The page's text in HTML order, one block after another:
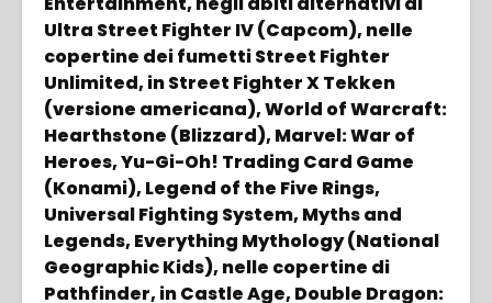
Ultra Street Fighter IV (Capcom), nelle
copertine dei fumetti Street Fighter
Unlimited, in Street Fighter X Tekken
(versione americana), World of Warcraft:
Hearthstone (Blizzard), Marvel: War of
Heroes, Yu-Gi-Oh! Trading Card Game
(Konami), Legend of the Five Rings,
Universal Fighting System, Myths and
Legends, Everything Mythology (National
Geographic Kids), nelle copertine di
Pathfinder, in Castle Age, Double Dragon: